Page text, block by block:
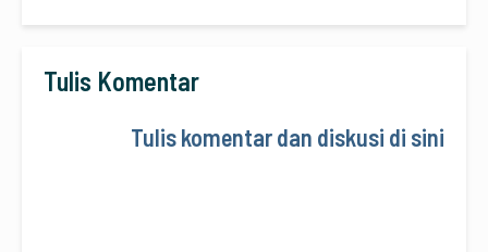
Tulis Komentar
Tulis komentar dan diskusi di sini